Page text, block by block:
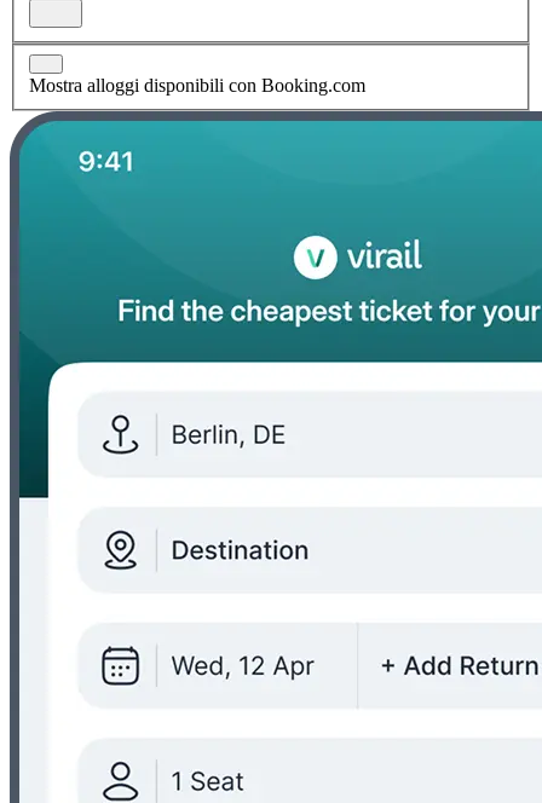
Mostra alloggi disponibili con Booking.com